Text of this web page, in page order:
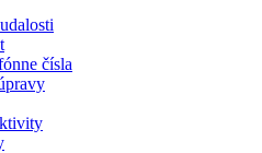
čísla